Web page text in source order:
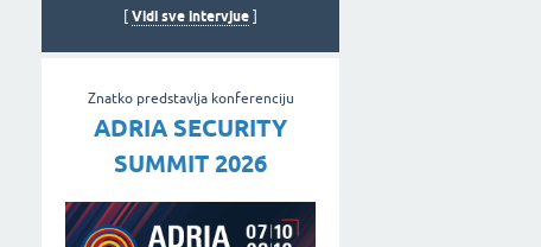
Vidi sve intervjue
Znatko predstavlja konferenciju
ADRIA SECURITY
SUMMIT 2026